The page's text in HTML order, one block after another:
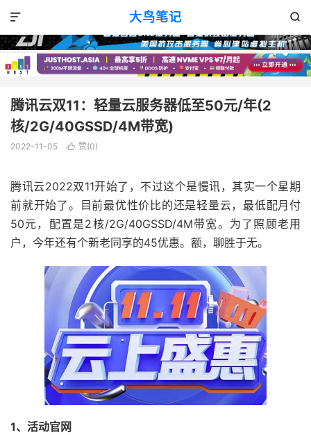
大鸟笔记 

VPS优惠
腾讯云双11：轻量云服务器低至50元/年(2
核/2G/40GSSD/4M带宽)
2022-11-05  赞(0)
腾讯云2022双11开始了，不过这个是慢讯，其实一个星期
前就开始了。目前最优性价比的还是轻量云，最低配月付
50元，配置是2核/2G/40GSSD/4M带宽。为了照顾老用
户，今年还有个新老同享的45优惠。额，聊胜于无。
1、活动官网